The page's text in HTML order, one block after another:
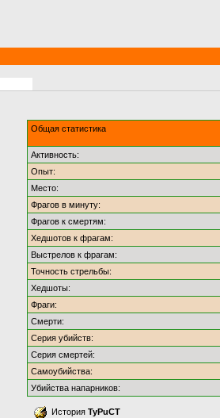
Общая статистика
Активность:
Опыт:
Место:
Фрагов в минуту:
Фрагов к смертям:
Хедшотов к фрагам:
Выстрелов к фрагам:
Точность стрельбы:
Хедшоты:
Фраги:
Смерти:
Серия убийств:
Серия смертей:
Самоубийства:
Убийства напарников:
История TyPuCT